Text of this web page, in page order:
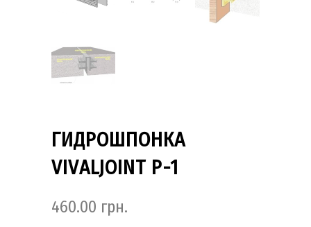
ГИДРОШПОНКА
VIVALJOINT P-1
460.00 грн.